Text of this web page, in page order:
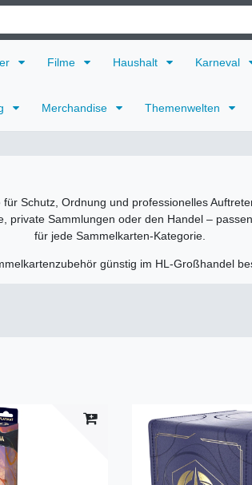
Filme Haushalt Karneval
Merchandise Themenwelten
Schutz, Ordnung und professionelles
private Sammlungen oder den Handel –
für jede Sammelkarten-Kategorie.
günstig im HL-Großhandel